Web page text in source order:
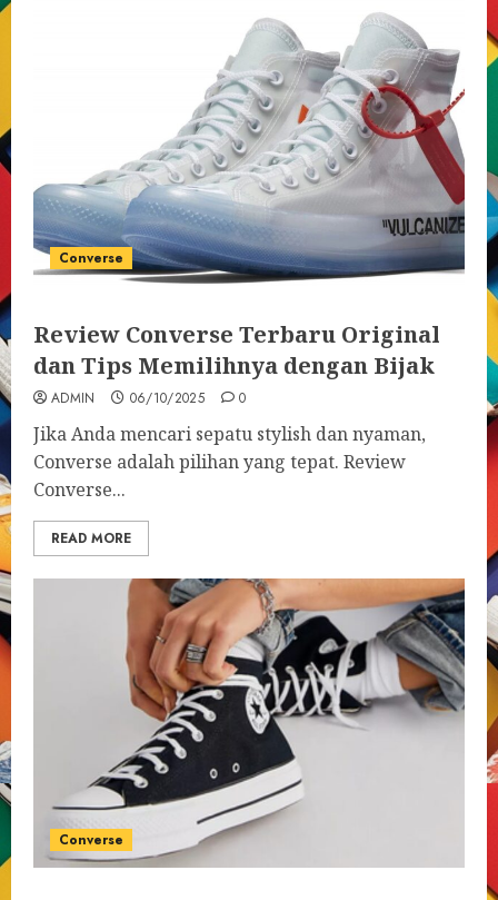
Converse
Review Converse Terbaru Original
dan Tips Memilihnya dengan Bijak
ADMIN 06/10/2025 0
Jika Anda mencari sepatu stylish dan nyaman,
Converse adalah pilihan yang tepat. Review
Converse...
READ MORE
Converse